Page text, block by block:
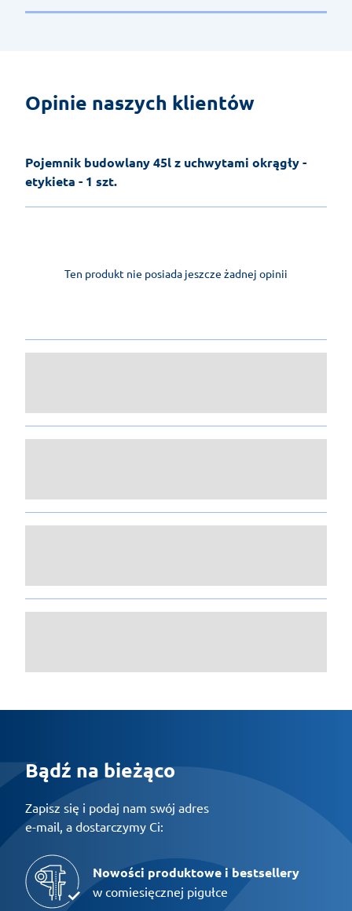
Opinie naszych klientów
Pojemnik budowlany 45l z uchwytami okrągły -
etykieta - 1 szt.
Ten produkt nie posiada jeszcze żadnej opinii
Bądź na bieżąco
Zapisz się i podaj nam swój adres
e-mail, a dostarczymy Ci:
Nowości produktowe i bestsellery
w comiesięcznej pigułce